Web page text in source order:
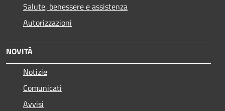
Salute, benessere e assistenza
Autorizzazioni
NOVITÀ
Notizie
Comunicati
Avvisi